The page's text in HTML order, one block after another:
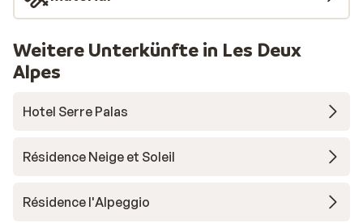
Weitere Unterkünfte in Les Deux
Alpes
Hotel Serre Palas
Résidence Neige et Soleil
Résidence l'Alpeggio